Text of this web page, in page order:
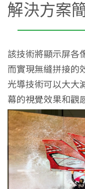
解決方案
該技術將顯示屏各
而實現無縫拼接的
光導技術可以大大
幕的視覺效果和觀